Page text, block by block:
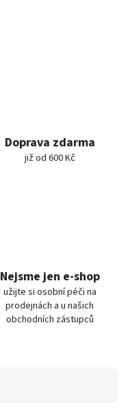
Doprava zdarma
již od 600 Kč
Nejsme jen e-shop
užijte si osobní péči na
prodejnách a u našich
obchodních zástupců